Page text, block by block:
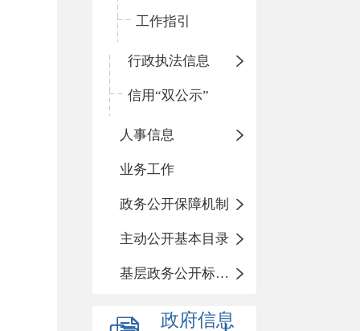
工作指引
行政执法信息
信用“双公示”
人事信息
业务工作
政务公开保障机制
主动公开基本目录
基层政务公开标准化目录
政府信息